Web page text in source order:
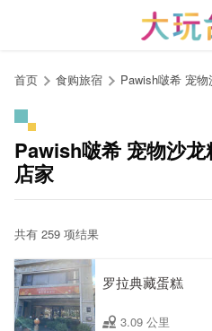
首页 食购旅宿 Pawish啵希 宠
Pawish啵希 宠物沙
店家
共有 259 项结果
罗拉典藏蛋糕
3.09 公里